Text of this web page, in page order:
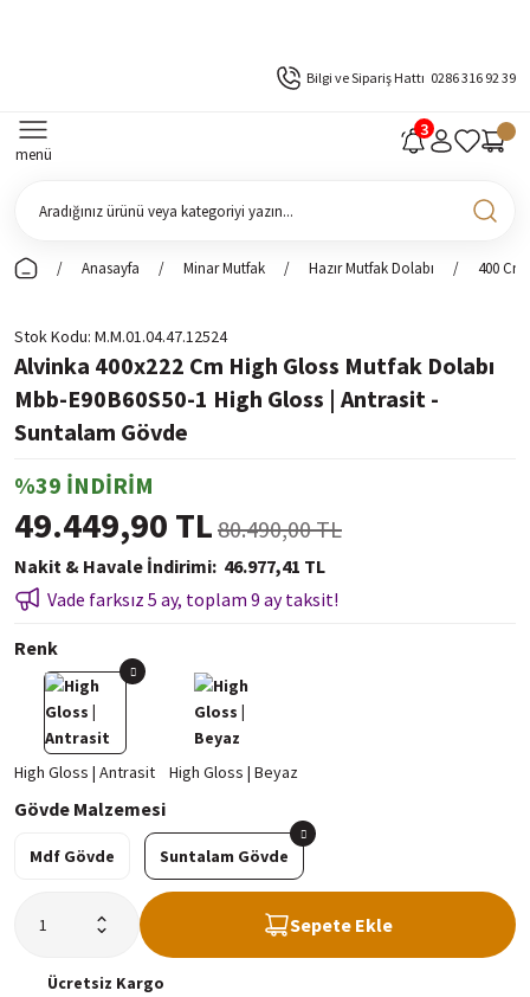
Bilgi ve Sipariş Hattı 0286 316 92 39
menü
Anasayfa Minar Mutfak Hazır Mutfak Dolabı 400 Cm
Stok Kodu M.M.01.04.47.12524
Alvinka 400x222 Cm High Gloss Mutfak Dolabı
Mbb-E90B60S50-1 High Gloss | Antrasit -
Suntalam Gövde
%39 İNDİRİM
49.449,90 TL 80.490,00 TL
Nakit & Havale İndirimi 46.977,41 TL
Vade farksız 5 ay, toplam 9 ay taksit!
Renk
Gövde Malzemesi
Mdf Gövde Suntalam Gövde
Sepete Ekle
Ücretsiz Kargo